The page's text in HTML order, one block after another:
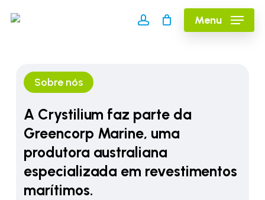
account Menu
Sobre nós
A Crystilium faz parte da
Greencorp Marine, uma
produtora australiana
especializada em revestimentos
marítimos.